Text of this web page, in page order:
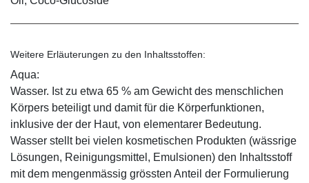
Weitere Erläuterungen zu den Inhaltsstoffen:
Aqua:
Wasser. Ist zu etwa 65 % am Gewicht des menschlichen
Körpers beteiligt und damit für die Körperfunktionen,
inklusive der der Haut, von elementarer Bedeutung.
Wasser stellt bei vielen kosmetischen Produkten (wässrige
Lösungen, Reinigungsmittel, Emulsionen) den Inhaltsstoff
mit dem mengenmässig grössten Anteil der Formulierung